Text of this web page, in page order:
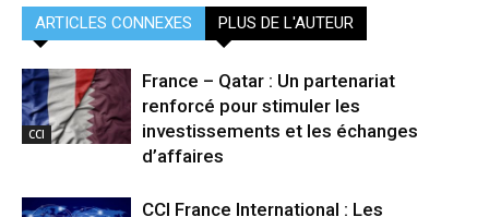
ARTICLES CONNEXES PLUS DE L'AUTEUR
CCI
France – Qatar : Un partenariat
renforcé pour stimuler les
investissements et les échanges
d’affaires
CCI France International : Les